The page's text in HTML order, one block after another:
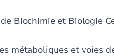
Biochimie et Biologie
métaboliques et voies